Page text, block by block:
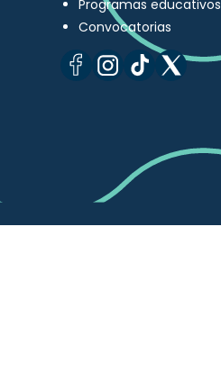
Programas educativos
Convocatorias